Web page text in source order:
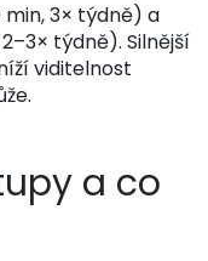
3× týdně) a
týdně). Silnější
viditelnost
a co